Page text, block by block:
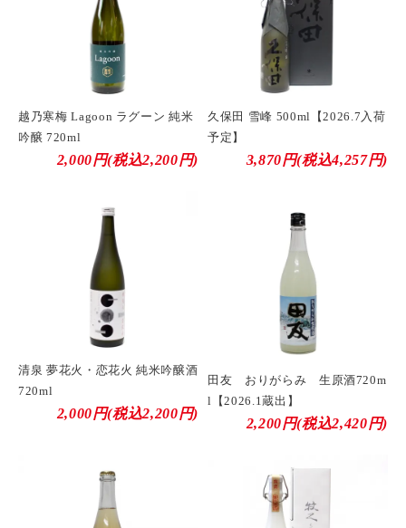
越乃寒梅 Lagoon ラグーン 純米
吟醸 720ml
2,000円(税込2,200円)
久保田 雪峰 500ml【2026.7入荷
予定】
3,870円(税込4,257円)
清泉 夢花火・恋花火 純米吟醸酒
720ml
2,000円(税込2,200円)
田友 おりがらみ 生原酒720m
l【2026.1蔵出】
2,200円(税込2,420円)